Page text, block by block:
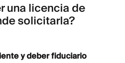
una licencia de
solicitarla?
y deber fiduciario